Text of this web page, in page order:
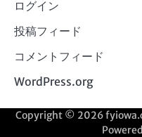
ログイン
投稿フィード
コメントフィード
WordPress.org
Copyright © 2026